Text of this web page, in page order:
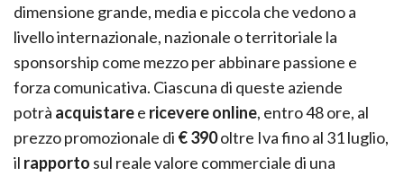
dimensione grande, media e piccola che vedono a
livello internazionale, nazionale o territoriale la
sponsorship come mezzo per abbinare passione e
forza comunicativa. Ciascuna di queste aziende
potrà acquistaree ricevere online, entro 48 ore, al
prezzo promozionale di € 390oltre Iva fino al 31 luglio,
il rapporto sul reale valore commerciale di una